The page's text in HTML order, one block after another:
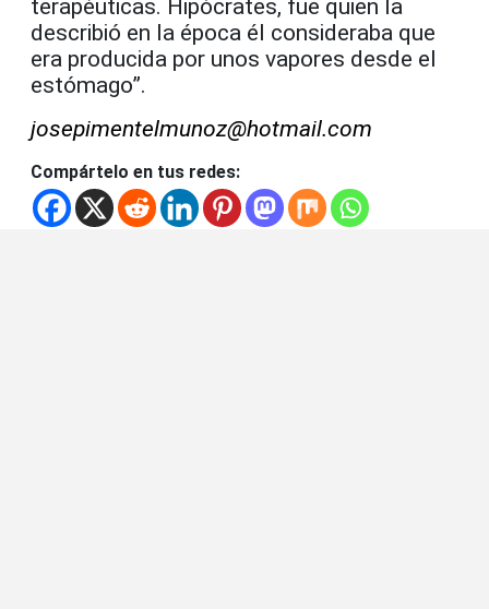
terapéuticas. Hipócrates, fue quien la
describió en la época él consideraba que
era producida por unos vapores desde el
estómago”.
josepimentelmunoz@hotmail.com
Compártelo en tus redes: